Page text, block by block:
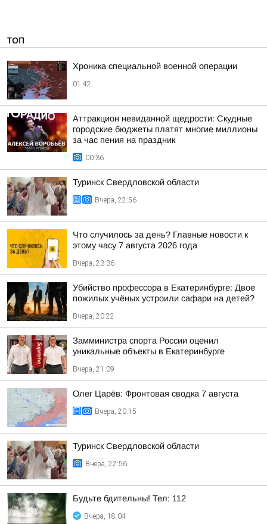
ТОП
Хроника специальной военной операции
01:42
Аттракцион невиданной щедрости: Скудные
городские бюджеты платят многие миллионы
за час пения на праздник
00:36
Туринск Свердловской области
Вчера, 22:56
Что случилось за день? Главные новости к
этому часу 7 августа 2026 года
Вчера, 23:36
Убийство профессора в Екатеринбурге: Двое
пожилых учёных устроили сафари на детей?
Вчера, 20:22
Замминистра спорта России оценил
уникальные объекты в Екатеринбурге
Вчера, 21:09
Олег Царёв: Фронтовая сводка 7 августа
Вчера, 20:15
Туринск Свердловской области
Вчера, 22:56
Будьте бдительны! Тел: 112
Вчера, 18:04